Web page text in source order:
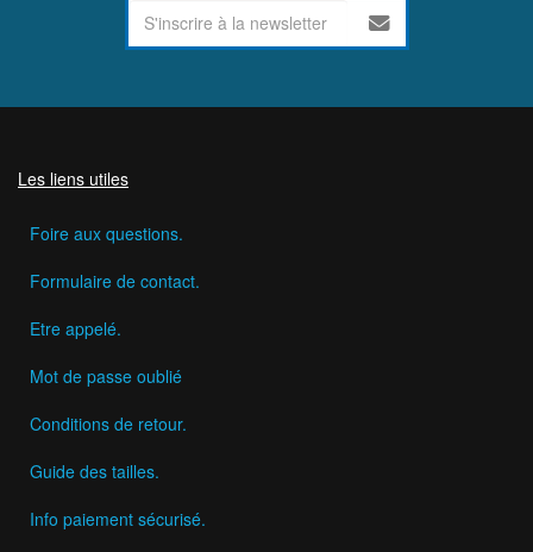
Les liens utiles
Foire aux questions.
Formulaire de contact.
Etre appelé.
Mot de passe oublié
Conditions de retour.
Guide des tailles.
Info paiement sécurisé.